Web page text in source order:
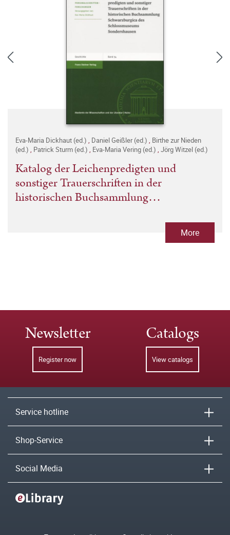
Eva-Maria Dickhaut (ed.) , Daniel Geißler (ed.) , Birthe zur Nieden
(ed.) , Patrick Sturm (ed.) , Eva-Maria Vering (ed.) , Jörg Witzel (ed.)
Katalog der Leichenpredigten und
sonstiger Trauerschriften in der
historischen Buchsammlung
More
Newsletter
Register now
Catalogs
View catalogs
Service hotline
Shop-Service
Social Media